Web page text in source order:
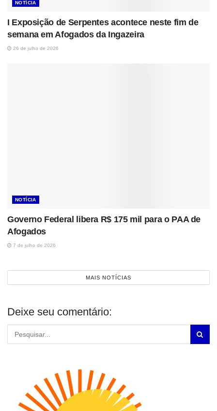
NOTÍCIA
I Exposição de Serpentes acontece neste fim de
semana em Afogados da Ingazeira
26 de julho de 2026
NOTÍCIA
Governo Federal libera R$ 175 mil para o PAA de
Afogados
7 de julho de 2026
MAIS NOTÍCIAS
Deixe seu comentário: